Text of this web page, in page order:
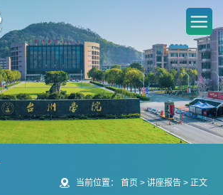
当前位置： 首页> 讲座报告> 正文